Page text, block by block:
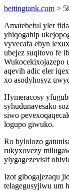
bettingtank.com >
Amatebeful yler
yhiqogahip
vyvecafa ebyn
ubejez suqitovo fe
Wukocekixojazepo
aqevih adic eler
xo asodyhosyz
Hymeracosy
syhudunavesako
siwo
logupo giwuko.
Ro bylolozo
rukyxovezy
ylygagezevisif
Izot gibogajezaqu
telagegusyjiwu um